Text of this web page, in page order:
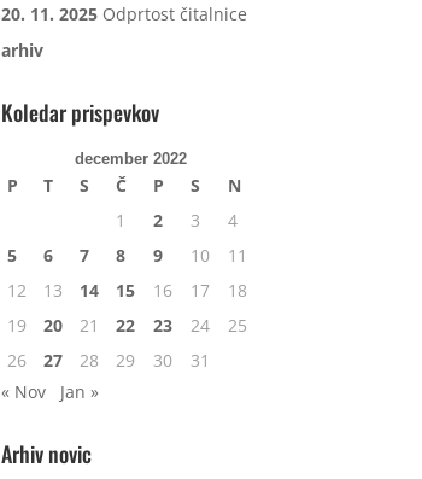
20. 11. 2025 Odprtost čitalnice
arhiv
Koledar prispevkov
december 2022
P T S Č P S
N
1
2 3
4
5
6 7 8 9 10
11
12
13 14 15 16 17
18
19
20 21 22 23 24
25
26
27 28 29 30
31
« Nov
Jan »
Arhiv novic